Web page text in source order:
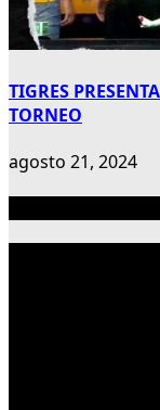
TIGRES
TORNEO
agosto 21, 2024